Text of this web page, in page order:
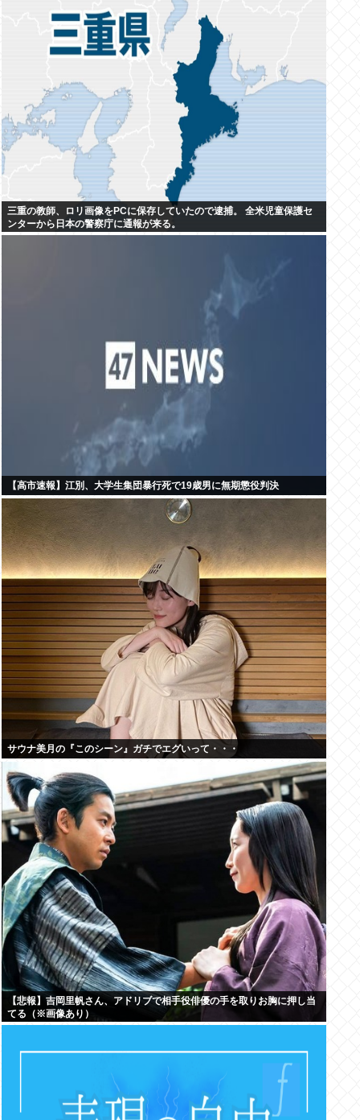
三重の教師、ロリ画像をPCに保存していたので逮捕。 全米児童保護セ
ンターから日本の警察庁に通報が来る。
【高市速報】江別、大学生集団暴行死で19歳男に無期懲役判決
サウナ美月の『このシーン』ガチでエグいって・・・
【悲報】吉岡里帆さん、アドリブで相手役俳優の手を取りお胸に押し当
てる（※画像あり）